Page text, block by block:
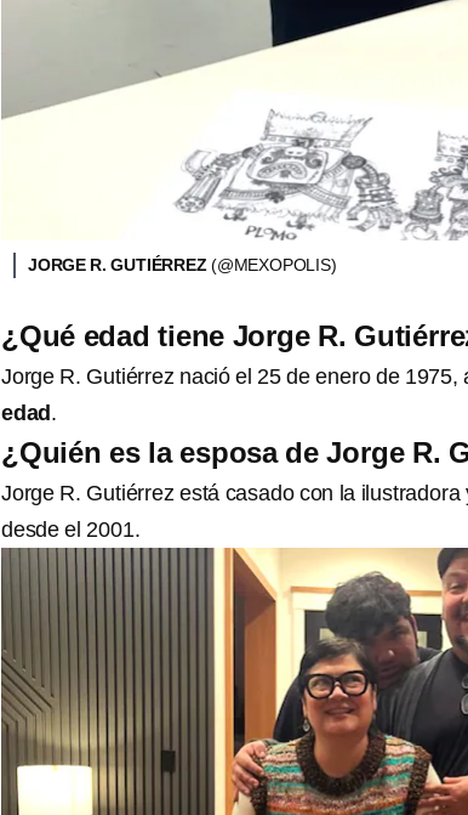
JORGE R. GUTIÉRREZ (@MEXOPOLIS)
¿Qué edad tiene Jorge R.
Jorge R. Gutiérrez nació el 25 de enero de 1975,
edad.
¿Quién es la esposa de Jorge R.
Jorge R. Gutiérrez está casado con la
desde el 2001.